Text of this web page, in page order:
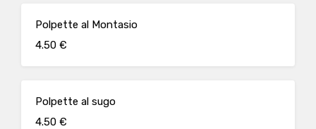
Polpette al Montasio
4.50 €
Polpette al sugo
4.50 €